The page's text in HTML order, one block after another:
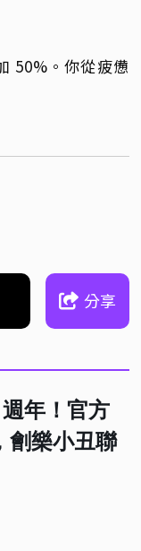
50%。你從疲憊
分享
年！官方
劊樂小丑聯